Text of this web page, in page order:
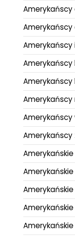
Amerykańscy
Amerykańscy
Amerykańscy
Amerykańscy